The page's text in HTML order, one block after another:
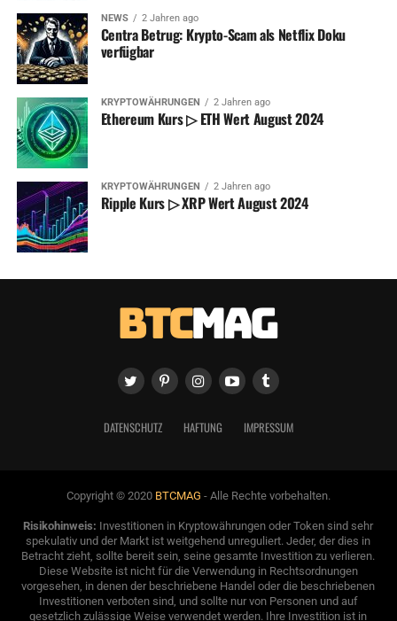
NEWS 2 Jahren ago
Centra Betrug: Krypto-Scam als Netflix Doku
verfügbar
KRYPTOWÄHRUNGEN 2 Jahren ago
Ethereum Kurs ▷ ETH Wert August 2024
KRYPTOWÄHRUNGEN 2 Jahren ago
Ripple Kurs ▷ XRP Wert August 2024
DATENSCHUTZ HAFTUNG IMPRESSUM
Copyright © 2020 BTCMAG - Alle Rechte vorbehalten.
Risikohinweis: Investitionen in Kryptowährungen oder Token sind sehr
spekulativ und der Markt ist weitgehend unreguliert. Jeder, der dies in
Betracht zieht, sollte bereit sein, seine gesamte Investition zu verlieren.
Diese Website ist nicht für die Verwendung in Rechtsordnungen
vorgesehen, in denen der beschriebene Handel oder die beschriebenen
Investitionen verboten sind, und sollte nur von Personen und auf
gesetzlich zulässige Weise verwendet werden. Ihre Investition ist in